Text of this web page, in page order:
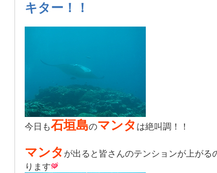
キター！！
今日も石垣島のマンタ は絶叫調！！
マンタ が出ると皆さんのテンションが上がる
ります